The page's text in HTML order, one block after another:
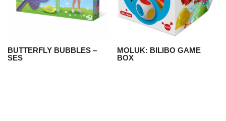
BUTTERFLY BUBBLES –
SES
MOLUK: BILIBO GAME
BOX